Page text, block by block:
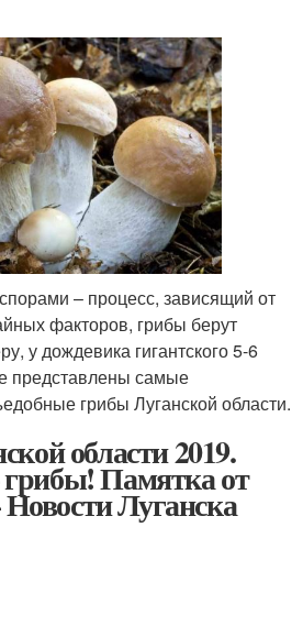
– процесс, зависящий от
факторов, грибы берут
у дождевика гигантского 5-6
представлены самые
грибы Луганской области.
области 2019.
Памятка от
Луганска